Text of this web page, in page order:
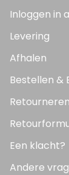
Inloggen in
Levering
Afhalen
Bestellen &
Retourneren
Een klacht?
Andere